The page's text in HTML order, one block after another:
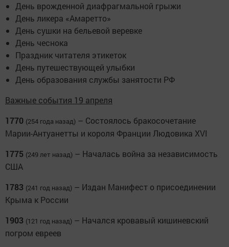
День врожденной диафрагмальной грыжи
День ликера «Амаретто»
День сушки на бельевой веревке
День чеснока
Праздник читателя этикеток
День путешествующей улыбки
День образования службы занятости РФ
Важные события 19 апреля
1770 (254 года назад) – Состоялось бракосочетание
Марии-Антуанетты и короля Франции Людовика XVI
1775 (249 лет назад) – Началась война за независимость
США
1783 (241 год назад) – Издан Манифест о присоединении
Крыма к России
1903 (121 год назад) – Начался кровавый кишиневский
погром евреев